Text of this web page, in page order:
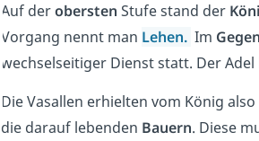
Auf derobersten Stufe stand der
Vorgang nennt man Lehen. Im
wechselseitiger Dienst statt. Der
Die Vasallen erhielten vom König
die darauf lebenden Bauern. Diese